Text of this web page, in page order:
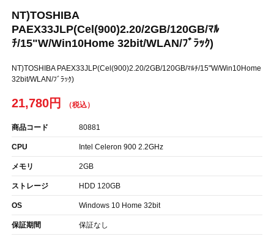
NT)TOSHIBA
PAEX33JLP(Cel(900)2.20/2GB/120GB/ﾏﾙ
ﾁ/15"W/Win10Home 32bit/WLAN/ﾌﾞﾗｯｸ)
NT)TOSHIBA PAEX33JLP(Cel(900)2.20/2GB/120GB/ﾏﾙﾁ/15"W/Win10Home
32bit/WLAN/ﾌﾞﾗｯｸ)
21,780円
商品コード 80881
CPU Intel Celeron 900 2.2GHz
メモリ 2GB
ストレージ HDD 120GB
OS Windows 10 Home 32bit
保証期間 保証なし